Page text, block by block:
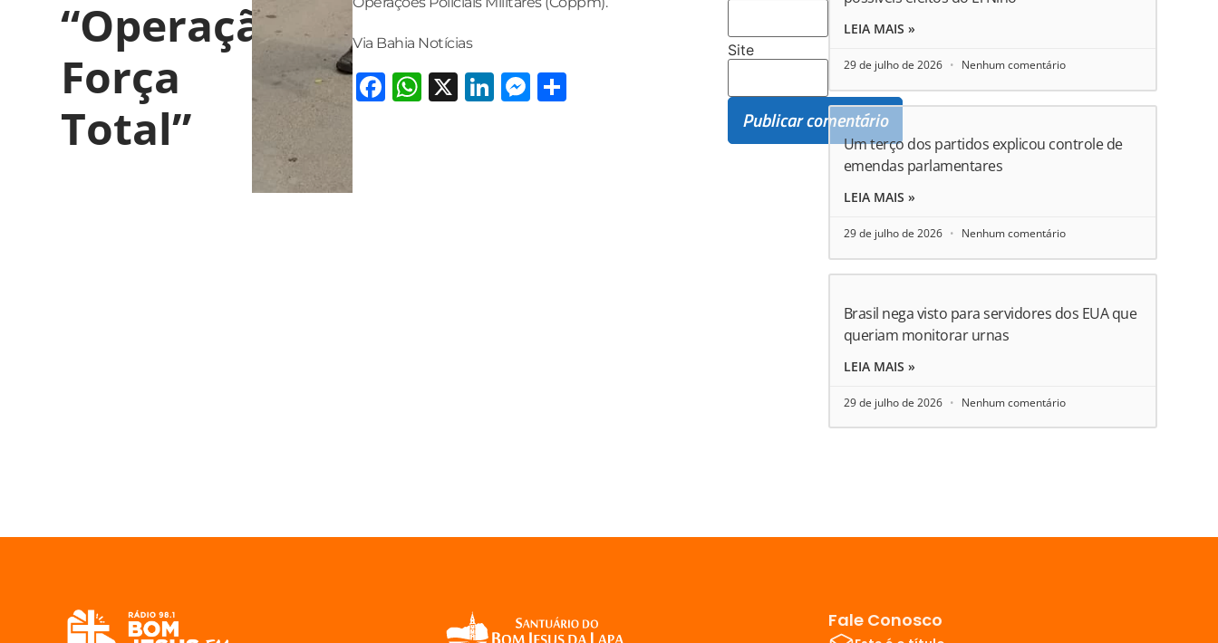
“Operação
Força
Total”
Via Bahia Notícias
Facebook
WhatsApp
X LinkedIn
Messenger
Site
LEIA MAIS »
29 de julho de 2026 Nenhum comentário
Um terço dos partidos explicou controle de
emendas parlamentares
LEIA MAIS »
29 de julho de 2026 Nenhum comentário
Brasil nega visto para servidores dos EUA que
queriam monitorar urnas
LEIA MAIS »
29 de julho de 2026 Nenhum comentário
Fale Conosco